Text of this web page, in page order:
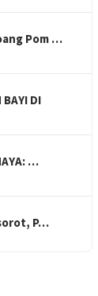
Pom …
BAYI DI
…
P…